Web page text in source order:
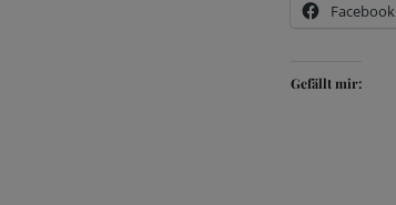
Facebook
Gefällt mir: